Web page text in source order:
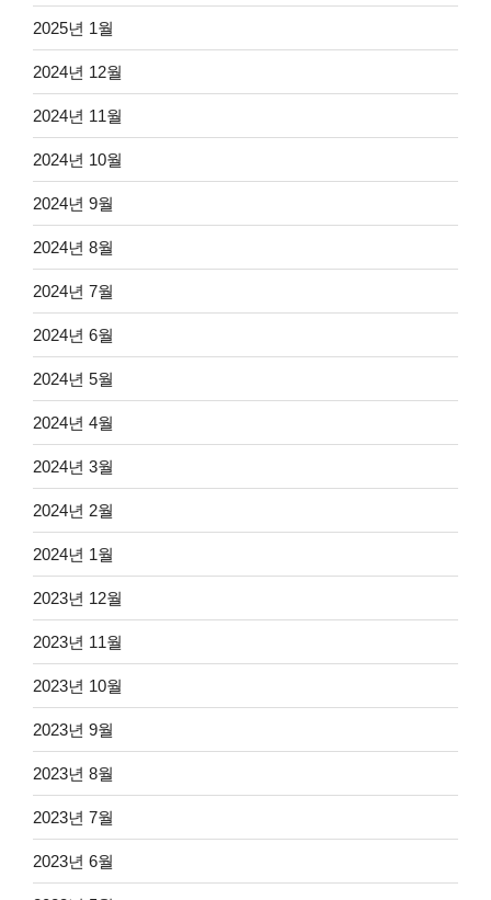
2025년 1월
2024년 12월
2024년 11월
2024년 10월
2024년 9월
2024년 8월
2024년 7월
2024년 6월
2024년 5월
2024년 4월
2024년 3월
2024년 2월
2024년 1월
2023년 12월
2023년 11월
2023년 10월
2023년 9월
2023년 8월
2023년 7월
2023년 6월